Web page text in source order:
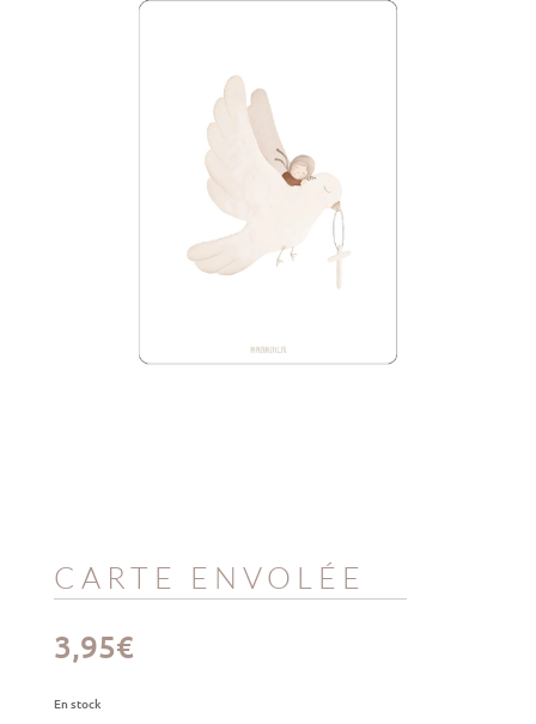
CARTE ENVOLÉE
3,95€
En stock